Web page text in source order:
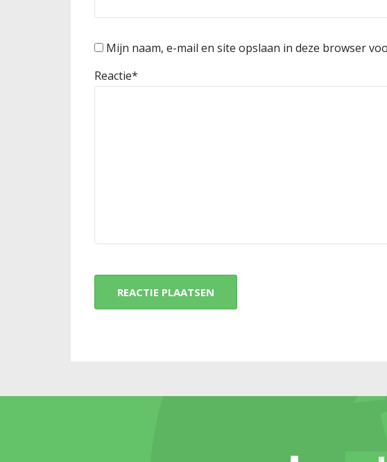
Mijn naam, e-mail en site opslaan in deze browser
Reactie*